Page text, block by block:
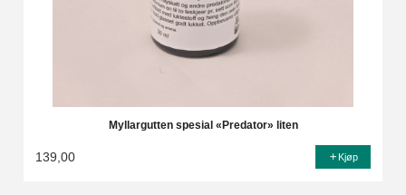
Myllargutten spesial «Predator» liten
139,00 Kjøp